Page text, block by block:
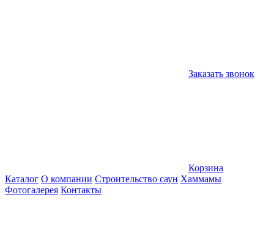
Заказать звонок
Корзина
Каталог О компании Строительство саун Хаммамы
Фотогалерея Контакты